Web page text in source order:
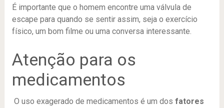
É importante que o homem encontre uma válvula de
escape para quando se sentir assim, seja o exercício
físico, um bom filme ou uma conversa interessante.
Atenção para os
medicamentos
O uso exagerado de medicamentos é um dos fatores